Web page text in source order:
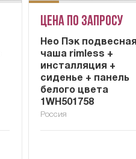
Цена по запросу
Нео Пэк подвесная
чаша rimless +
инсталляция +
сиденье + панель
белого цвета
1WH501758
Россия